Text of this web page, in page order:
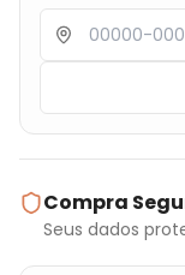
Compra
Seus dados